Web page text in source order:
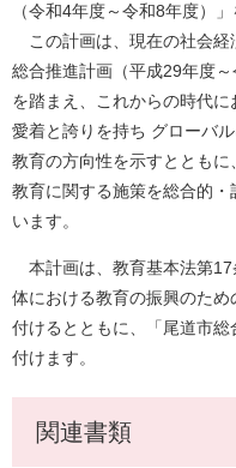
（令和4年度～令和8年度）」
この計画は、現在の社会経
総合推進計画（平成29年度
を踏まえ、これからの時代
愛着と誇りを持ち グローバ
教育の方向性を示すとともに
教育に関する施策を総合的
います。
本計画は、教育基本法第17
体における教育の振興のた
付けるとともに、「尾道市
付けます。
関連書類